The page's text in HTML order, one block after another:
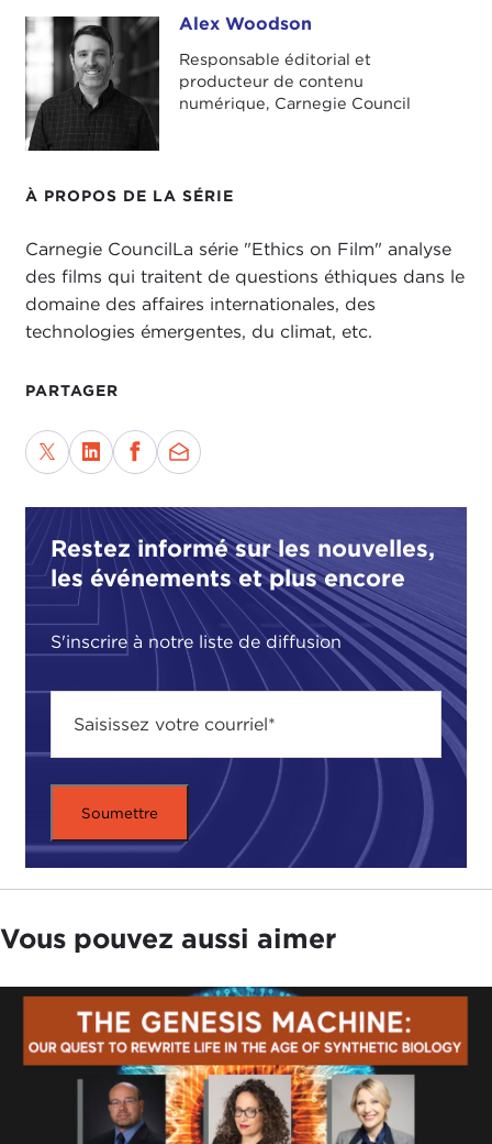
Alex Woodson Alex Woodson
Responsable éditorial et
producteur de contenu
numérique, Carnegie Council
À PROPOS DE LA SÉRIE
Carnegie CouncilLa série "Ethics on Film" analyse
des films qui traitent de questions éthiques dans le
domaine des affaires internationales, des
technologies émergentes, du climat, etc.
PARTAGER
Restez informé sur les nouvelles,
les événements et plus encore
S'inscrire à notre liste de diffusion
Vous pouvez aussi aimer